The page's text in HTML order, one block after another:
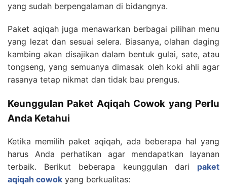
yang sudah berpengalaman di bidangnya.
Paket aqiqah juga menawarkan berbagai pilihan menu
yang lezat dan sesuai selera. Biasanya, olahan daging
kambing akan disajikan dalam bentuk gulai, sate, atau
tongseng, yang semuanya dimasak oleh koki ahli agar
rasanya tetap nikmat dan tidak bau prengus.
Keunggulan Paket Aqiqah Cowok yang Perlu
Anda Ketahui
Ketika memilih paket aqiqah, ada beberapa hal yang
harus Anda perhatikan agar mendapatkan layanan
terbaik. Berikut beberapa keunggulan dari paket
aqiqah cowok yang berkualitas: